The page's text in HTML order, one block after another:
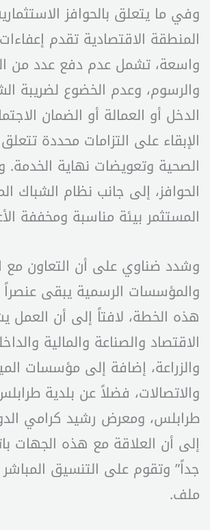
وفي ما يتعلق بالحوافز
المنطقة الاقتصادية تقدم
واسعة، تشمل عدم دفع عدد من
والرسوم، وعدم الخضوع لضريبة
الدخل أو العمالة أو الضمان
الإبقاء على التزامات محددة
الصحية وتعويضات نهاية الخدمة.
الحوافز، إلى جانب نظام الشباك
المستثمر بيئة مناسبة ومخففة
وشدد ضناوي على أن التعاون مع
والمؤسسات الرسمية يبقى عنصراً
هذه الخطة، لافتاً إلى أن العمل
الاقتصاد والصناعة والمالية
والزراعة، إضافة إلى مؤسسات
والاتصالات، فضلاً عن بلدية
طرابلس، ومعرض رشيد كرامي
إلى أن العلاقة مع هذه الجهات
جداً” وتقوم على التنسيق
ملف.